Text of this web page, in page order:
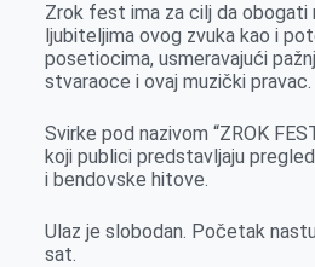
r
Zrok fest ima za cilj da obogati
ljubiteljima ovog zvuka kao i
posetiocima, usmeravajući
stvaraoce i ovaj muzički pravac.
Svirke pod nazivom “ZROK
koji publici predstavljaju
i bendovske hitove.
Ulaz je slobodan. Početak
sat.